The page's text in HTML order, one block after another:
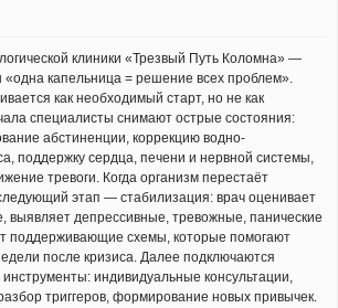
клиники «Трезвый Путь Коломна» —
«одна капельница = решение всех проблем».
как необходимый старт, но не как
специалисты снимают острые состояния:
абстиненции, коррекцию водно-
поддержку сердца, печени и нервной системы,
тревоги. Когда организм перестаёт
этап — стабилизация: врач оценивает
выявляет депрессивные, тревожные, панические
поддерживающие схемы, которые помогают
после кризиса. Далее подключаются
инструменты: индивидуальные консультации,
триггеров, формирование новых привычек.